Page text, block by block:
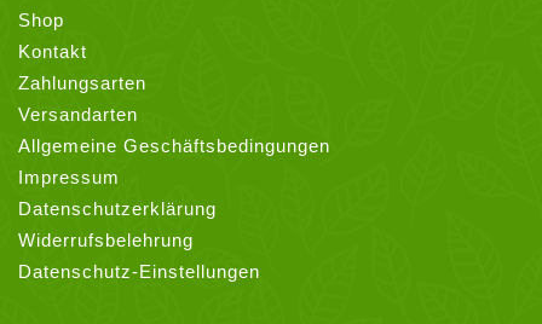
Shop
Kontakt
Zahlungsarten
Versandarten
Allgemeine Geschäftsbedingungen
Impressum
Datenschutzerklärung
Widerrufsbelehrung
Datenschutz-Einstellungen